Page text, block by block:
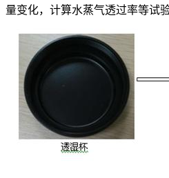
量变化，计算水蒸气透过率等试验